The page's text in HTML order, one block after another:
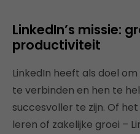
LinkedIn’s missie:
productiviteit
LinkedIn heeft als doel
te verbinden en hen te
succesvoller te zijn. Of
leren of zakelijke groei –